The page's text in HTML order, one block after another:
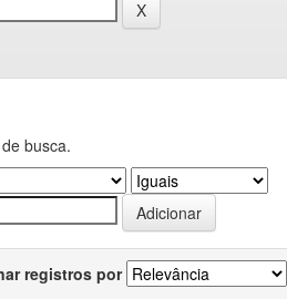
busca.
registros por